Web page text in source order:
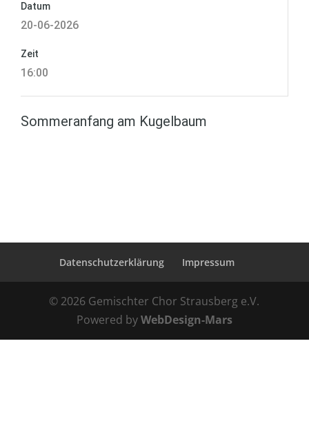
Datum
20-06-2026
Zeit
16:00
Sommeranfang am Kugelbaum
Datenschutzerklärung Impressum
© 2026 Gemischter Chor Strausberg e.V.
Powered byWebDesign-Mars